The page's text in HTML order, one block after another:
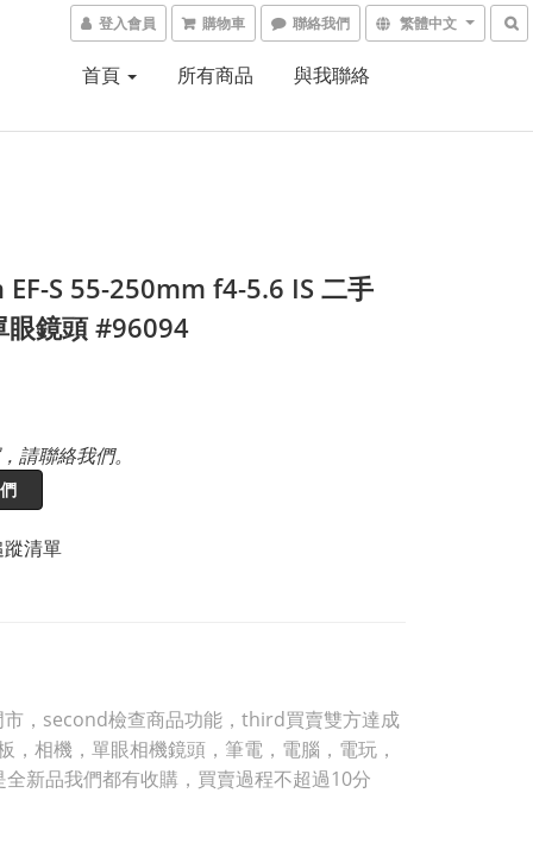
登入會員 購物車 聯絡我們 繁體中文
首頁 所有商品 與我聯絡
EF-S 55-250mm f4-5.6 IS 二手
眼鏡頭 #96094
請聯絡我們。
清單
，second檢查商品功能，third買賣雙方達成
相機，單眼相機鏡頭，筆電，電腦，電玩，
新品我們都有收購，買賣過程不超過10分